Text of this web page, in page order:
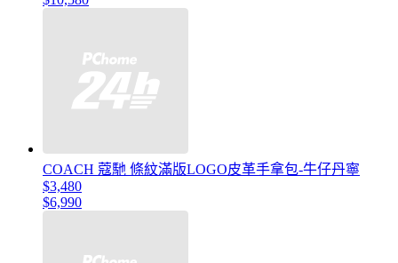
COACH 蔻馳 條紋滿版LOGO皮革手拿包-牛仔丹寧
$3,480
$6,990